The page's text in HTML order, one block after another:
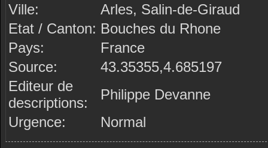
Ville:
Arles, Salin-de-Giraud
Etat / Canton: Bouches du Rhone
Pays:
France
Source:
43.35355,4.685197
Editeur de
descriptions:
Philippe Devanne
Urgence:
Normal